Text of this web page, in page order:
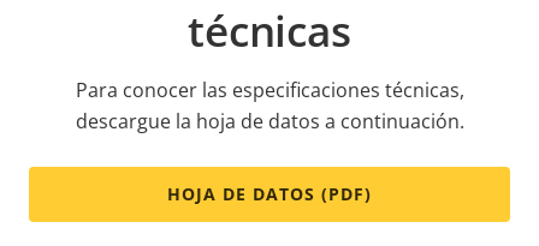
técnicas
Para conocer las especificaciones técnicas,
descargue la hoja de datos a continuación.
HOJA DE DATOS (PDF)